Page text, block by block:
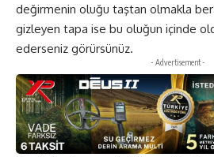
değirmenin oluğu taştan olmakla
gizleyen tapa ise bu oluğun içinde
ederseniz görürsünüz.
- Advertisement -